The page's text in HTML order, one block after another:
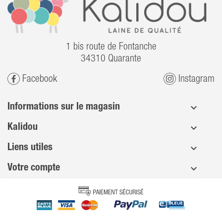
1 bis route de Fontanche
34310 Quarante
Facebook Instagram
Informations sur le magasin
Kalidou
Liens utiles
Votre compte